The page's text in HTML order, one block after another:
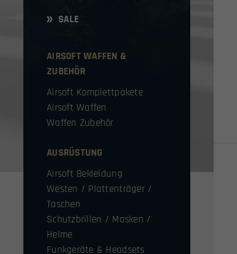
SALE
AIRSOFT WAFFEN &
ZUBEHÖR
Airsoft Komplettpakete
Airsoft Waffen
Waffen Zubehör
AUSRÜSTUNG
Airsoft Bekleidung
Westen / Plattenträger /
Taschen
Schutzbrillen / Masken /
Helme
Funkgeräte & Headsets